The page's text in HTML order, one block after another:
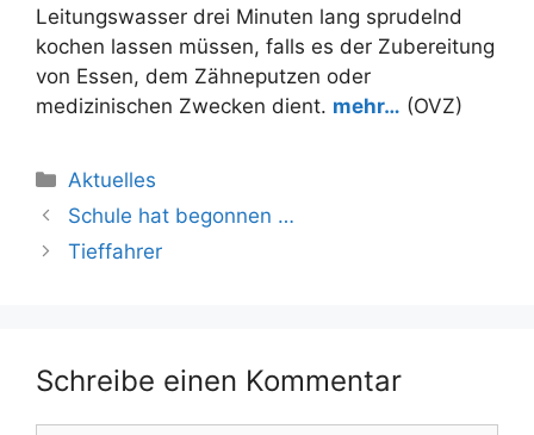
Leitungswasser drei Minuten lang sprudelnd
kochen lassen müssen, falls es der Zubereitung
von Essen, dem Zähneputzen oder
medizinischen Zwecken dient. mehr… (OVZ)
Kategorien
Aktuelles
Schule hat begonnen …
Tieffahrer
Schreibe einen Kommentar